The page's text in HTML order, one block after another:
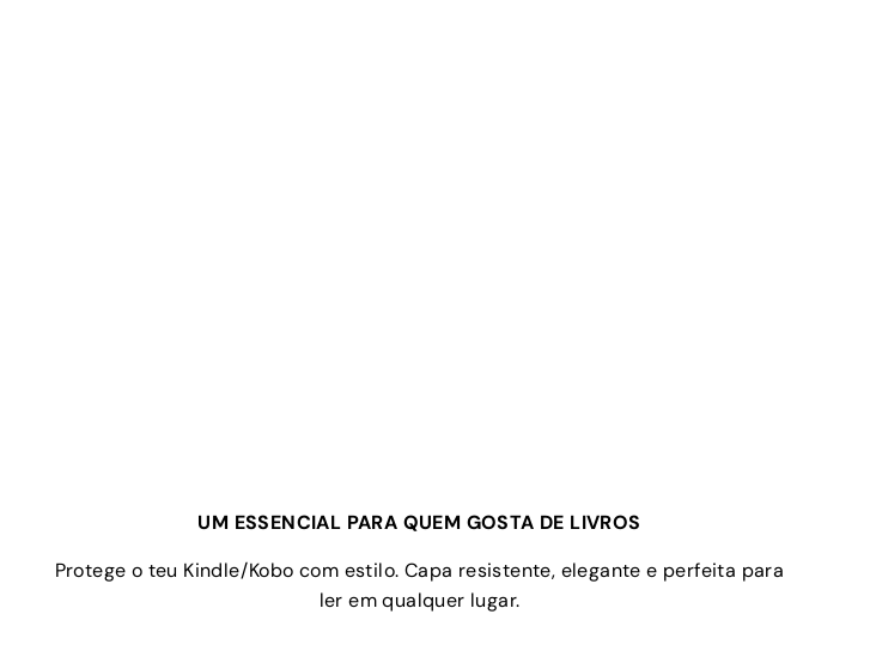
UM ESSENCIAL PARA QUEM GOSTA DE LIVROS
Protege o teu Kindle/Kobo com estilo. Capa resistente, elegante e perfeita para
ler em qualquer lugar.